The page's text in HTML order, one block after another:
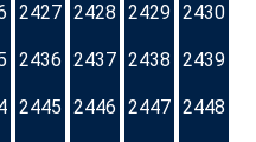
2427 2428 2429 2430
2436 2437 2438 2439
2445 2446 2447 2448